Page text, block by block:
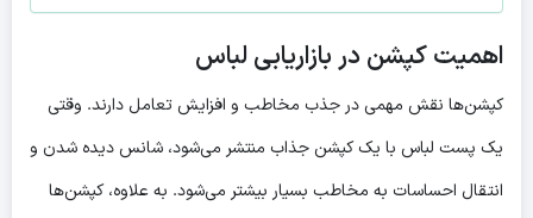
اهمیت کپشن در بازاریابی لباس
کپشن‌ها نقش مهمی در جذب مخاطب و افزایش تعامل دارند. وقتی
یک پست لباس با یک کپشن جذاب منتشر می‌شود، شانس دیده شدن و
انتقال احساسات به مخاطب بسیار بیشتر می‌شود. به علاوه، کپشن‌ها